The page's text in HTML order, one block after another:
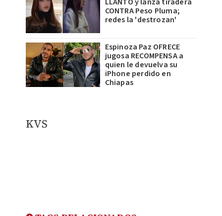
CONTRA Peso Pluma;
redes la 'destrozan'
Espinoza Paz OFRECE
jugosa RECOMPENSA a
quien le devuelva su
iPhone perdido en
Chiapas
KVS